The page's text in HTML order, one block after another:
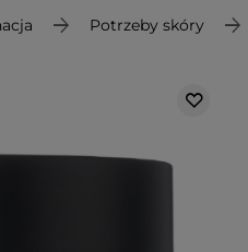
Potrzeby skóry